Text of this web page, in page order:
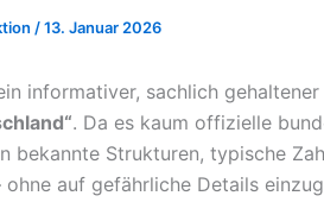
/13. Januar 2026
informativer, sachlich
. Da es kaum offizielle
bekannte Strukturen, typische
ohne auf gefährliche Details